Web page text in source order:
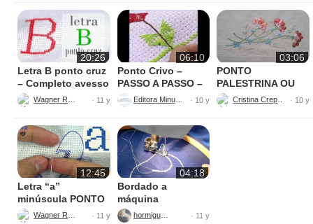
20:26
Letra B ponto cruz
– Completo avesso
perfeito
Wagner Reis · 11 y
06:10
Ponto Crivo –
PASSO A PASSO –
Maria Aparecida
Editora Minuano · 10 y
03:06
PONTO
PALESTRINA OU
GRILHÃO
Cristina Crepaldi · 10 y
12:45
Letra “a”
minúscula PONTO
CRUZ – avesso
· 11 y
04:18
Bordado a
máquina
hormiguica · 11 y